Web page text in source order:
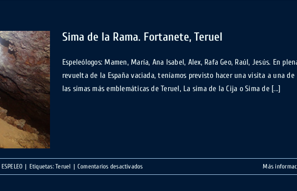
Matarrubias,
Carlista.
Soria
Sima de la Rama. Fortanete, Teruel
Espeleólogos: Mamen, María, Ana Isabel, Alex, Rafa Geo, Raúl, Jesús. En
revuelta de la España vaciada, teníamos previsto hacer una visita a una de
las simas más emblemáticas de Teruel, La sima de la Cija o Sima de [...]
ESPELEO | Etiquetas:Teruel | Comentarios desactivadosen
Sima
Más